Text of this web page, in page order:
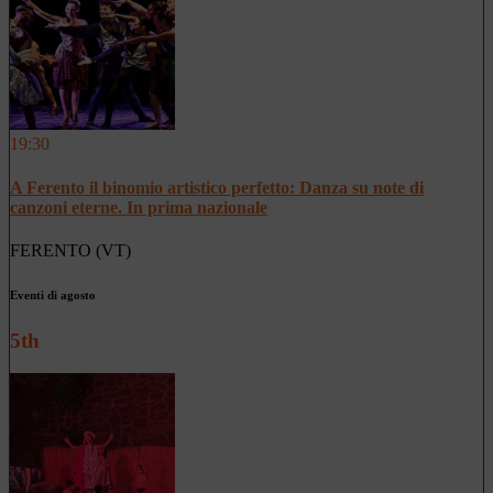
19:30
A Ferento il binomio artistico perfetto: Danza su note di
canzoni eterne. In prima nazionale
FERENTO (VT)
Eventi di agosto
5th